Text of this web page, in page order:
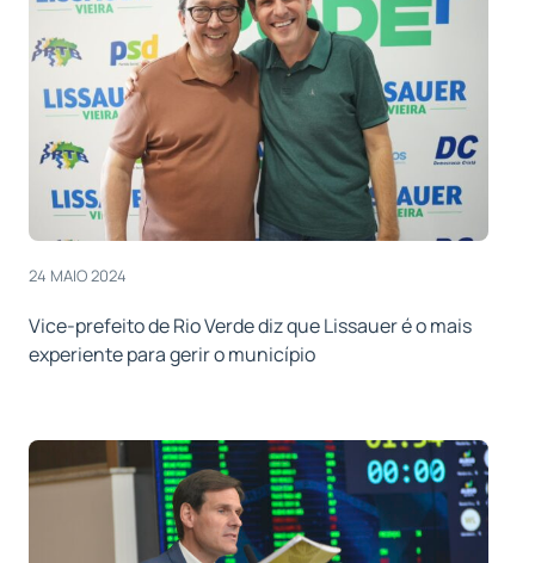
24 MAIO 2024
Vice-prefeito de Rio Verde diz que Lissauer é o mais
experiente para gerir o município